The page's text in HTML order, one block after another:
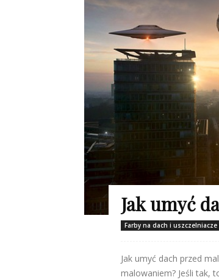
Jak umyć
Farby na dach i
Jak umyć dach przed
malowaniem? Jeśli tak,